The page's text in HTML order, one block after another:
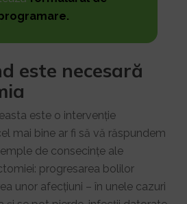
este necesară
este o intervenție
mai bine ar fi să vă răspundem
de consecințe ale
progresarea bolilor
unor afecțiuni – în unele cazuri